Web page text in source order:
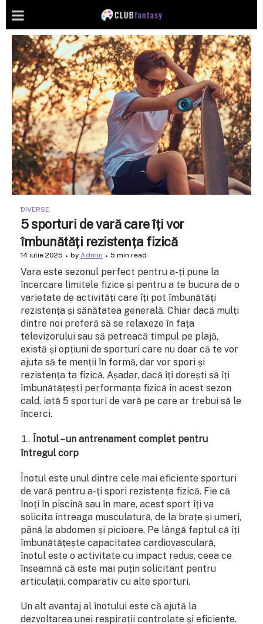
DIVERSE
5 sporturi de vară care îți vor
îmbunătăți rezistența fizică
14 iulie 2025 by Admin 5 min read
Vara este sezonul perfect pentru a-ți pune la
încercare limitele fizice și pentru a te bucura de o
varietate de activități care îți pot îmbunătăți
rezistența și sănătatea generală. Chiar dacă mulți
dintre noi preferă să se relaxeze în fața
televizorului sau să petreacă timpul pe plajă,
există și opțiuni de sporturi care nu doar că te vor
ajuta să te menții în formă, dar vor spori și
rezistența ta fizică. Așadar, dacă îți dorești să îți
îmbunătățești performanța fizică în acest sezon
cald, iată 5 sporturi de vară pe care ar trebui să le
încerci.
Înotul – un antrenament complet pentru
întregul corp
Înotul este unul dintre cele mai eficiente sporturi
de vară pentru a-ți spori rezistența fizică. Fie că
înoți în piscină sau în mare, acest sport îți va
solicita întreaga musculatură, de la brațe și umeri,
până la abdomen și picioare. Pe lângă faptul că îți
îmbunătățește capacitatea cardiovasculară,
înotul este o activitate cu impact redus, ceea ce
înseamnă că este mai puțin solicitant pentru
articulații, comparativ cu alte sporturi.
Un alt avantaj al înotului este că ajută la
dezvoltarea unei respirații controlate și eficiente.